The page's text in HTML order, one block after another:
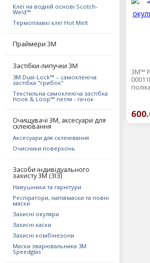
Клеї на водній основі Scotch-
Weld™
Термоплавкі клеї Hot Melt
Праймери 3М
Застібки-липучки 3М
3M Dual-Lock™ – самоклеюча
застібка "грибок"
Текстильна самоклеюча застібка
Hook & Loop™ петля - гачок
Очищувачі 3М, аксесуари для
склеювання
Аксесуари для склеювання
Очисники поверхонь
Засоби індивідуального
захисту 3M (ЗІЗ)
Навушники та гарнітури
Респіратори, напівмаски та повні
маски
Захисні окуляри
Захисні каски
Захисні комбінезони
Маски зварювальника 3М
Speedglas
3М™